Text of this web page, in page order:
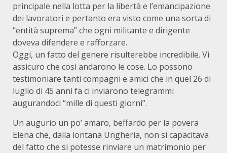
principale nella lotta per la libertà e l’emancipazione
dei lavoratori e pertanto era visto come una sorta di
“entità suprema” che ogni militante e dirigente
doveva difendere e rafforzare.
Oggi, un fatto del genere risulterebbe incredibile. Vi
assicuro che così andarono le cose. Lo possono
testimoniare tanti compagni e amici che in quel 26 di
luglio di 45 anni fa ci inviarono telegrammi
augurandoci “mille di questi giorni”.
Un augurio un po’ amaro, beffardo per la povera
Elena che, dalla lontana Ungheria, non si capacitava
del fatto che si potesse rinviare un matrimonio per